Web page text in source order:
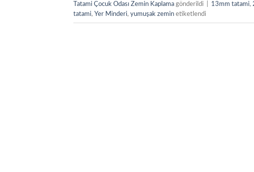
Tatami Çocuk Odası Zemin Kaplama gönderildi 13mm tatami,
tatami, Yer Minderi, yumuşak zemin etiketlendi